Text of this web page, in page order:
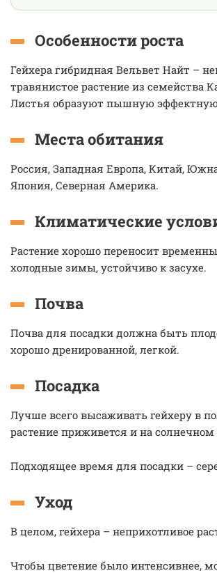
Особенности роста
Гейхера гибридная Вельвет Найт –
травянистое растение из семейства
Листья образуют пышную эффектную
Места обитания
Россия, Западная Европа, Китай,
Япония, Северная Америка.
Климатические
Растение хорошо переносит
холодные зимы, устойчиво к засухе.
Почва
Почва для посадки должна быть
хорошо дренированной, легкой.
Посадка
Лучше всего высаживать гейхеру в
растение приживется и на солнечном
Подходящее время для посадки –
Уход
В целом, гейхера – неприхотливое
Чтобы цветение было интенсивнее,